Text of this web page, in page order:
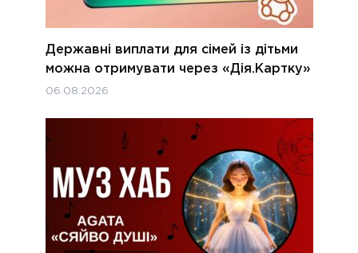
Державні виплати для сімей із дітьми
можна отримувати через «Дія.Картку»
06.08.2026